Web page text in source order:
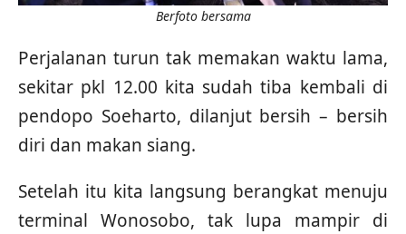
Berfoto bersama
Perjalanan turun tak memakan waktu lama,
sekitar pkl 12.00 kita sudah tiba kembali di
pendopo Soeharto, dilanjut bersih – bersih
diri dan makan siang.
Setelah itu kita langsung berangkat menuju
terminal Wonosobo, tak lupa mampir di